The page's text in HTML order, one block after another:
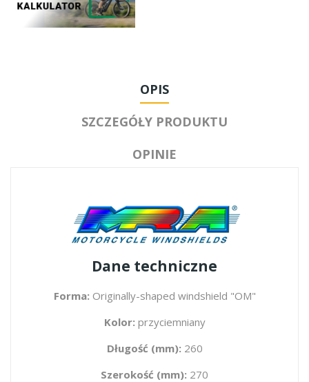
OPIS
SZCZEGÓŁY PRODUKTU
OPINIE
Dane techniczne
Forma: Originally-shaped windshield "OM"
Kolor: przyciemniany
Długość (mm): 260
Szerokość (mm): 270